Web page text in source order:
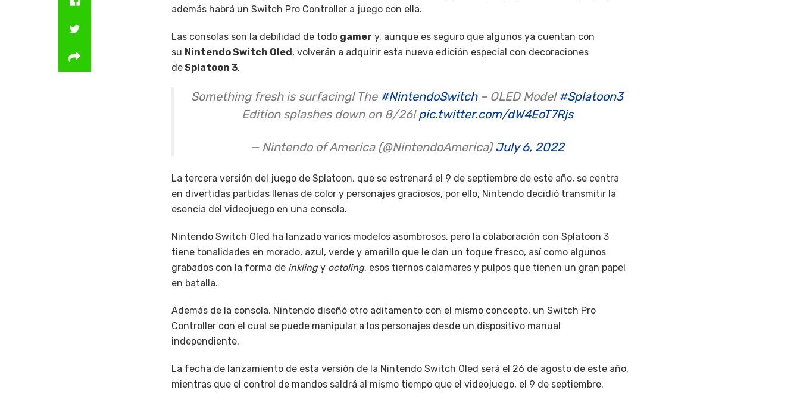
además habrá un Switch Pro Controller a juego con ella.
Las consolas son la debilidad de todo gamer y, aunque es seguro que algunos ya cuentan con
su Nintendo Switch Oled, volverán a adquirir esta nueva edición especial con decoraciones
deSplatoon 3.
Something fresh is surfacing! The #NintendoSwitch– OLED Model #Splatoon3
Edition splashes down on 8/26!pic.twitter.com/dW4EoT7Rjs
— Nintendo of America (@NintendoAmerica) July 6, 2022
La tercera versión del juego de Splatoon, que se estrenará el 9 de septiembre de este año, se centra
en divertidas partidas llenas de color y personajes graciosos, por ello, Nintendo decidió transmitir la
esencia del videojuego en una consola.
Nintendo Switch Oled ha lanzado varios modelos asombrosos, pero la colaboración con Splatoon 3
tiene tonalidades en morado, azul, verde y amarillo que le dan un toque fresco, así como algunos
grabados con la forma de inklingy octoling, esos tiernos calamares y pulpos que tienen un gran papel
en batalla.
Además de la consola, Nintendo diseñó otro aditamento con el mismo concepto, un Switch Pro
Controller con el cual se puede manipular a los personajes desde un dispositivo manual
independiente.
La fecha de lanzamiento de esta versión de la Nintendo Switch Oled será el 26 de agosto de este año,
mientras que el control de mandos saldrá al mismo tiempo que el videojuego, el 9 de septiembre.